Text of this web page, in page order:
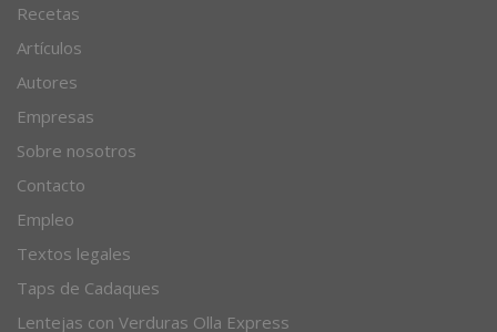
Recetas
Artículos
Autores
Empresas
Sobre nosotros
Contacto
Empleo
Textos legales
Taps de Cadaques
Lentejas con Verduras Olla Express